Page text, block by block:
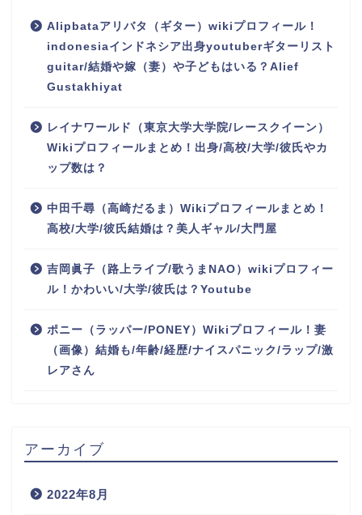
Alipbataアリバタ（ギター）wikiプロフィール！
indonesiaインドネシア出身youtuberギターリスト
guitar/結婚や嫁（妻）や子どもはいる？Alief
Gustakhiyat
レイナワールド（東京大学大学院/レースクイーン）
Wikiプロフィールまとめ！出身/高校/大学/彼氏やカ
ップ数は？
中田千尋（高崎だるま）Wikiプロフィールまとめ！
高校/大学/彼氏結婚は？美人ギャル/大門屋
吉岡眞子（路上ライブ/歌うまNAO）wikiプロフィー
ル！かわいい/大学/彼氏は？Youtube
ポニー（ラッパー/PONEY）Wikiプロフィール！妻
（画像）結婚も/年齢/経歴/ナイスパニック/ラップ/激
レアさん
アーカイブ
2022年8月